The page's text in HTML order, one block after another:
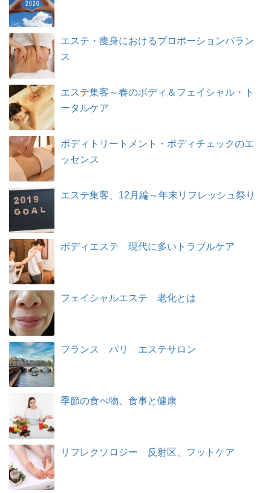
エステ・痩身におけるプロポーションバラン
ス
エステ集客～春のボディ＆フェイシャル・ト
ータルケア
ボディトリートメント・ボディチェックのエ
ッセンス
エステ集客、12月編～年末リフレッシュ祭り
ボディエステ 現代に多いトラブルケア
フェイシャルエステ 老化とは
フランス パリ エステサロン
季節の食べ物、食事と健康
リフレクソロジー 反射区、フットケア